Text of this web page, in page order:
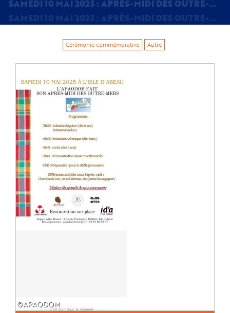
SAMEDI 10 MAI 2025 : APRÈS-MIDI DES OUTRE-MER ET COMMÉMORATION ABOLITION ESCLAVAGE - L'ISLE-D'ABEAU.
SAMEDI 10 MAI 2025 : APRÈS-MIDI DES OUTRE-MER ET COMMÉMORATION ABOLITION ESCLAVAGE - L'ISLE-D'ABEAU.
Cérémonie commémorative Autre
©APAODOM